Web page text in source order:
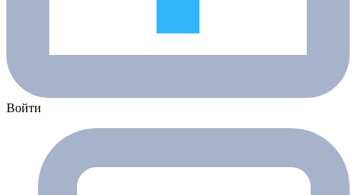
Войти